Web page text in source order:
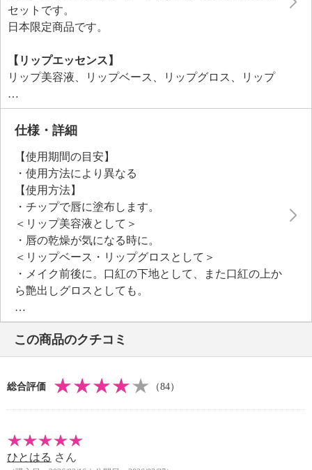
セットです。
日本限定商品です。
【リップエッセンス】
リップ美容液、リップベース、リップグロス、リップ
パックの４役を果たし、唇ケアに重宝するジェル状の
エッセンスです。美容成分を約９９．９％配合してい
ます。
もソフトになじみ、グロスとして艶やかな唇に見せて
くれます。ベタつきもなく程よい密着感なので、口紅
の前に塗るリップベースとしてもおすすめ。乾燥が特
に気になる時は、上からラップを置いてリップパック
の集中ケアもお楽しみいただけます。
無色透明なので、メイクをする日もしない日も、乾燥
が気になる寒い季節も日焼けによって乾燥しがちな季
節も、シーンや季節を問わず、リップケアをしていた
だけます。
唇には皮脂腺がなく、乾燥が気になる箇所。潤いとハ
によって、潤い・ハリ・ツヤを与えて乾燥から唇を守
※ホホバ種子油、オリーブ果実油、アルガニアスピノ
サ核油、ツバキ種子油、ヒマワリ種子油、チャ種子
油、マカデミア種子油
ズヒップオイル（カニナバラ果実油）を配合していま
す。原料となるカニナバラの実は、不毛な山岳地帯で
仕様・詳細
【使用期間の目安】
・使用方法により異なる
【使用方法】
・チップで唇に塗布します。
＜リップ美容液として＞
・唇の乾燥が気になる時に。
＜リップベース・リップグロスとして＞
・メイク前後に。口紅の下地として、また口紅の上か
ら艶出しグロスとしても。
＜リップパックとして＞
・清潔な唇全体にたっぷり塗布します。唇全体が覆え
る大きさに切ったラップを貼り付けて５分程度置いて
ください（鼻にかからないよう注意して貼ってくださ
で軽く拭き取ってください。
【全成分】
ジリノール酸）コポリマー、トリ（カプリル酸／カプ
リン酸）グリセリル、リンゴ酸ジイソステアリル、ホ
この商品のクチコミ
総合評価 （84）
ひとはる さん